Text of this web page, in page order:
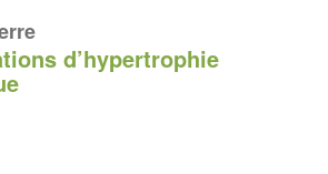
d’hypertrophie